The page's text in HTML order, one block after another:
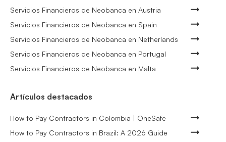
Servicios Financieros de Neobanca en Austria
Servicios Financieros de Neobanca en Spain
Servicios Financieros de Neobanca en Netherlands
Servicios Financieros de Neobanca en Portugal
Servicios Financieros de Neobanca en Malta
Artículos destacados
How to Pay Contractors in Colombia | OneSafe
How to Pay Contractors in Brazil: A 2026 Guide